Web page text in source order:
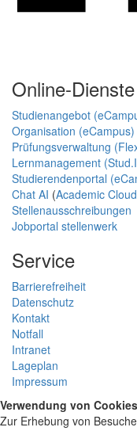
Online-Dienste
Studienangebot
Organisation (eCampus)
Prüfungsverwaltung
Lernmanagement
Studierendenportal
Chat AI (Academic Cloud
Stellenausschreibungen
Jobportal stellenwerk
Service
Barrierefreiheit
Datenschutz
Kontakt
Notfall
Intranet
Lageplan
Impressum
Verwendung von Cookies
Zur Erhebung von